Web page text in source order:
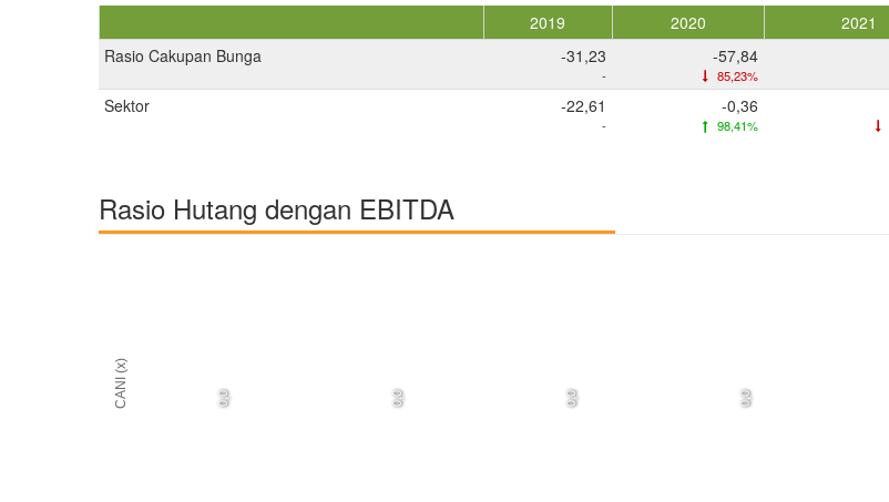
2019 2020 2021
Rasio Cakupan Bunga
-31,23
-
-57,84
85,23%
Sektor -22,61
-
-0,36
98,41%
Rasio Hutang dengan EBITDA
CANI (x) 0,0 0,0 0,0 0,0